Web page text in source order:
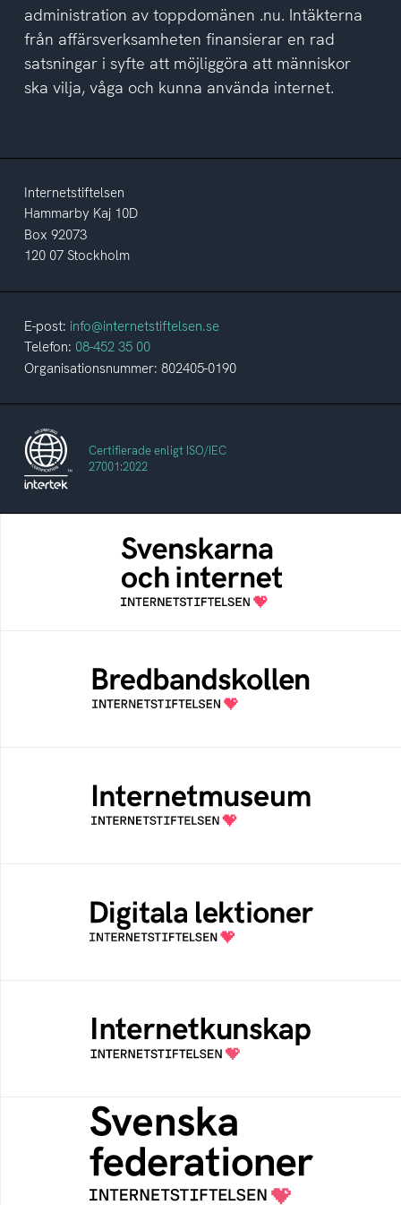
administration av toppdomänen .nu. Intäkterna
från affärsverksamheten finansierar en rad
satsningar i syfte att möjliggöra att människor
ska vilja, våga och kunna använda internet.
Internetstiftelsen
Hammarby Kaj 10D
Box 92073
120 07 Stockholm
E-post: info@internetstiftelsen.se
Telefon: 08-452 35 00
Organisationsnummer: 802405-0190
Certifierade enligt ISO/IEC
27001:2022
Svenskarna och internet
En årlig studie av svenska folkets
internetvanor
Bredbandskollen är ett oberoende
konsumentverktyg som drivs av
Internetstiftelsen
Ett digitalt museum som byggts, och kureras
av Internetstiftelsen
Öppen digital lärresurs med färdiga lektioner
för alla stadier i grundskolan
Samlad kunskap som hjälper dig att bli en
säker och medveten internetanvändare
Svenska federationer
Grunden för medlemskap i en sektors- eller
kontextspecifik federation